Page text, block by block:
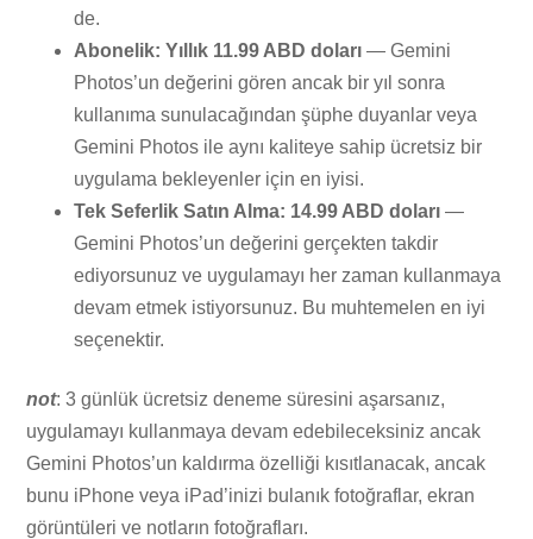
de.
Abonelik: Yıllık 11.99 ABD doları — Gemini
Photos’un değerini gören ancak bir yıl sonra
kullanıma sunulacağından şüphe duyanlar veya
Gemini Photos ile aynı kaliteye sahip ücretsiz bir
uygulama bekleyenler için en iyisi.
Tek Seferlik Satın Alma: 14.99 ABD doları —
Gemini Photos’un değerini gerçekten takdir
ediyorsunuz ve uygulamayı her zaman kullanmaya
devam etmek istiyorsunuz. Bu muhtemelen en iyi
seçenektir.
not: 3 günlük ücretsiz deneme süresini aşarsanız,
uygulamayı kullanmaya devam edebileceksiniz ancak
Gemini Photos’un kaldırma özelliği kısıtlanacak, ancak
bunu iPhone veya iPad’inizi bulanık fotoğraflar, ekran
görüntüleri ve notların fotoğrafları.